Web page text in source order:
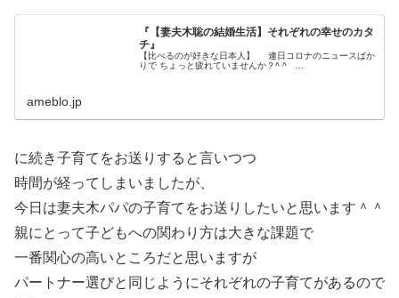
『【妻夫木聡の結婚生活】それぞれの幸せのカタ
チ』
【比べるのが好きな日本人】 連日コロナのニュースばか
りで ちょっと疲れていませんか？^ ^ …
ameblo.jp
に続き子育てをお送りすると言いつつ
時間が経ってしまいましたが、
今日は妻夫木パパの子育てをお送りしたいと思います＾＾
親にとって子どもへの関わり方は大きな課題で
一番関心の高いところだと思いますが
パートナー選びと同じようにそれぞれの子育てがあるので